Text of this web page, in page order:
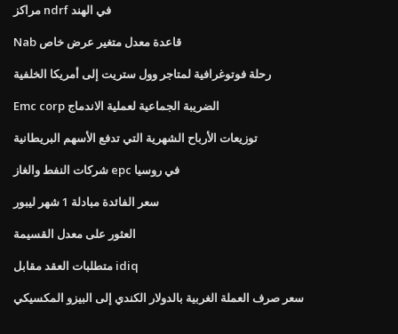
مراكز ndrf في الهند
Nab قاعدة معدل متغير عرض خاص
رحلة فوتوغرافية لمتاجر وول ستريت إلى أمريكا الخلفية
Emc corp الضريبة الجماعية لعملية الاندماج
توزيعات الأرباح الشهرية التي تدفع الأسهم البريطانية
شركات النفط والغاز epc في روسيا
سعر الفائدة مبادلة 1 شهر ليبور
العثور على معدل القسيمة
متطلبات العقد مقابل idiq
سعر صرف العملة الغربية بالدولار الكندي إلى البيزو المكسيكي